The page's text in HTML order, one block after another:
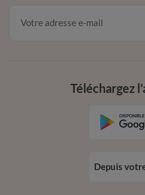
Téléchargez
Depuis